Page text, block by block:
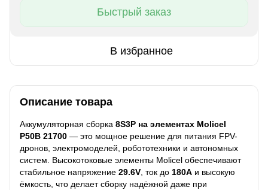
Быстрый заказ
В избранное
Описание товара
Аккумуляторная сборка 8S3P на элементах Molicel
P50B 21700 — это мощное решение для питания FPV-
дронов, электромоделей, робототехники и автономных
систем. Высокотоковые элементы Molicel обеспечивают
стабильное напряжение 29.6V , ток до 180A и высокую
ёмкость, что делает сборку надёжной даже при